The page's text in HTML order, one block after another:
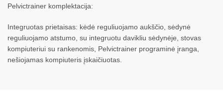
Pelvictrainer komplektacija:
Integruotas prietaisas: kėdė reguliuojamo aukščio, sėdynė
reguliuojamo atstumo, su integruotu davikliu sėdynėje, stovas
kompiuteriui su rankenomis, Pelvictrainer programinė įranga,
nešiojamas kompiuteris įskaičiuotas.